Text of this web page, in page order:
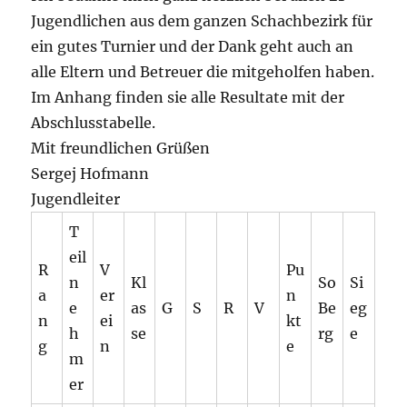
Jugendlichen aus dem ganzen Schachbezirk für
ein gutes Turnier und der Dank geht auch an
alle Eltern und Betreuer die mitgeholfen haben.
Im Anhang finden sie alle Resultate mit der
Abschlusstabelle.
Mit freundlichen Grüßen
Sergej Hofmann
Jugendleiter
R
a
n
g
T
eil
n
e
h
m
er
V
er
ei
n
Kl
as
se
G S R V
Pu
n
kt
e
So
Be
rg
Si
eg
e